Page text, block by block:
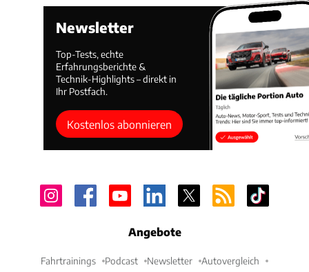
Newsletter
Top-Tests, echte
Erfahrungsberichte &
Technik-Highlights – direkt in
Ihr Postfach.
Kostenlos abonnieren
Angebote
Fahrtrainings Podcast Newsletter Autovergleich